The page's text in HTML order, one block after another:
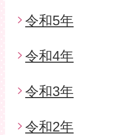
令和5年
令和4年
令和3年
令和2年